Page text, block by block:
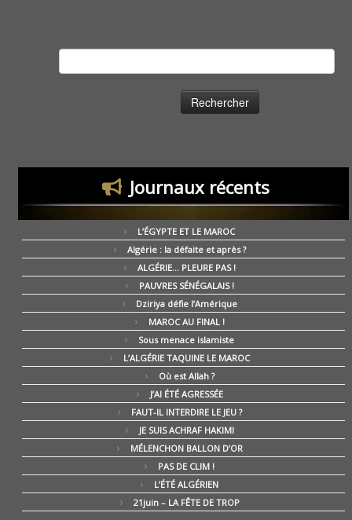
Journaux récents
L’ÉGYPTE ET LE MAROC
Algérie : la défaite et après ?
ALGÉRIE… PLEURE PAS !
PAUVRES SÉNÉGALAIS !
Dziriya défie l’Amérique
MAROC AU FINAL !
Sous menace islamiste
L’ALGÉRIE TAQUINE LE MAROC
Où est Allah ?
J’AI ÉTÉ AGRESSÉE
FAUT-IL INTERDIRE LE JEU ?
JE SUIS ACHRAF HAKIMI
MÉLENCHON BALLON D’OR
PAS DE CLIM !
L’ÉTÉ ALGÉRIEN
21juin – LA FÊTE DE TROP